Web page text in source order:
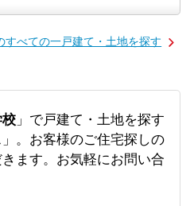
すべての一戸建て・土地を探す
」で戸建て・土地を探す
。お客様のご住宅探しの
ます。お気軽にお問い合